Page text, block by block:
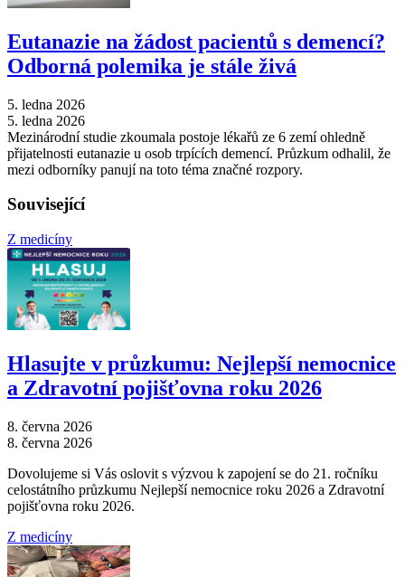
Eutanazie na žádost pacientů s demencí?
Odborná polemika je stále živá
5. ledna 2026
5. ledna 2026
Mezinárodní studie zkoumala postoje lékařů ze 6 zemí ohledně
přijatelnosti eutanazie u osob trpících demencí. Průzkum odhalil, že
mezi odborníky panují na toto téma značné rozpory.
Související
Z medicíny
Hlasujte v průzkumu: Nejlepší nemocnice
a Zdravotní pojišťovna roku 2026
8. června 2026
8. června 2026
Dovolujeme si Vás oslovit s výzvou k zapojení se do 21. ročníku
celostátního průzkumu Nejlepší nemocnice roku 2026 a Zdravotní
pojišťovna roku 2026.
Z medicíny